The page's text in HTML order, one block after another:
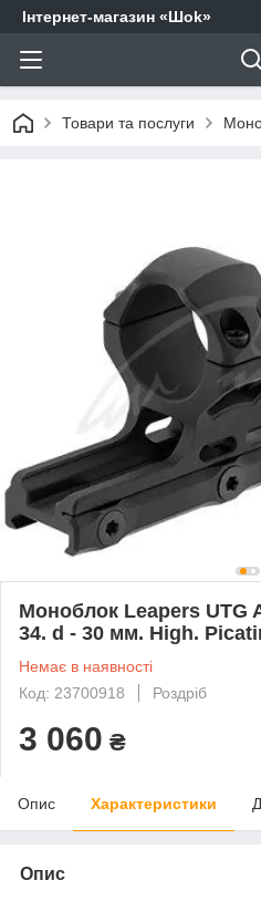
Інтернет-магазин «Шоk»
Товари та послуги
Моноблок Leapers UTG
34. d - 30 мм. High.
Немає в наявності
Код: 23700918
Роздріб
3 060 ₴
Опис Характеристики
Опис